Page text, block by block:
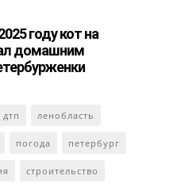
году кот на
домашним
дтп ленобласть
погода петербург
строительство